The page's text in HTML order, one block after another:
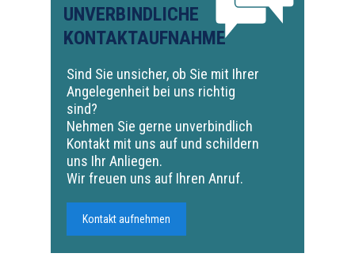
UNVERBINDLICHE
KONTAKTAUFNAHME
Sind Sie unsicher, ob Sie mit Ihrer
Angelegenheit bei uns richtig
sind?
Nehmen Sie gerne unverbindlich
Kontakt mit uns auf und schildern
uns Ihr Anliegen.
Wir freuen uns auf Ihren Anruf.
Kontakt aufnehmen